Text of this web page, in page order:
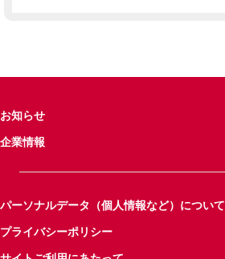
お知らせ
企業情報
パーソナルデータ（個人情報など）について
プライバシーポリシー